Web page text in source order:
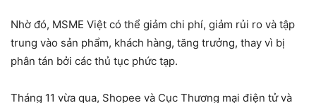
Nhờ đó, MSME Việt có thể giảm chi phí, giảm rủi ro và tập
trung vào sản phẩm, khách hàng, tăng trưởng, thay vì bị
phân tán bởi các thủ tục phức tạp.
Tháng 11 vừa qua, Shopee và Cục Thương mại điện tử và